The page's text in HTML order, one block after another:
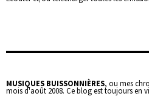
MUSIQUES BUISSONNIÈRES, ou mes
mois d'août 2008. Ce blog est toujours en